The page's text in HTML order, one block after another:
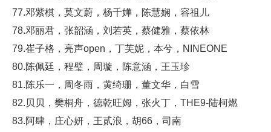
77.邓紫棋，莫文蔚，杨千嬅，陈慧娴，容祖儿
78.邓丽君，张韶涵，刘若英，蔡健雅，蔡依林
79.崔子格，亮声open，丁芙妮，本兮，NINEONE
80.陈佩廷，程璧，周璇，陈意涵，王玉珍
81.陈乐一，周冬雨，黄绮珊，董文华，白雪
82.贝贝，樊桐舟，德乾旺姆，张火丁，THE9-陆柯燃
83.阿肆，庄心妍，王贰浪，胡66，司南